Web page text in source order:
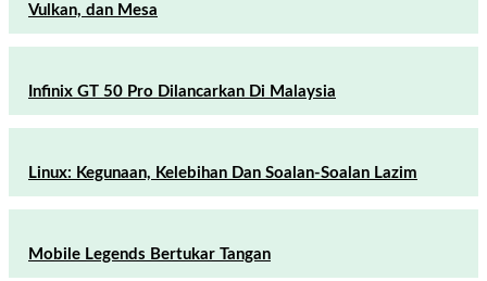
Vulkan, dan Mesa
Infinix GT 50 Pro Dilancarkan Di Malaysia
Linux: Kegunaan, Kelebihan Dan Soalan-Soalan Lazim
Mobile Legends Bertukar Tangan